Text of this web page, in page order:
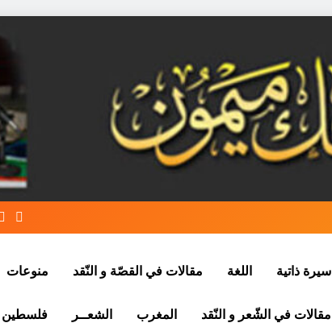
سيرة ذاتية اللغة مقالات في القصّة و النّقد منوعات
مقالات في الشّعر و النّقد المغرب الشعــر فلسطين